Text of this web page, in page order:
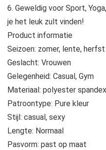
6. Geweldig voor Sport,
je het leuk zult vinden!
Product informatie
Seizoen: zomer, lente, herfst
Geslacht: Vrouwen
Gelegenheid: Casual, Gym
Materiaal: polyester spandex
Patroontype: Pure kleur
Stijl: casual, sexy
Lengte: Normaal
Pasvorm: past op maat